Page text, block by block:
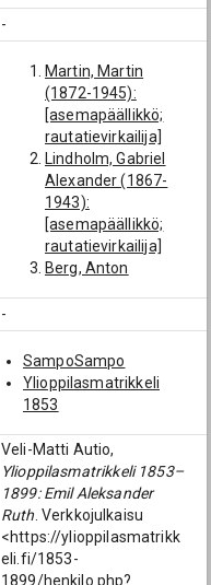
-
Martin, Martin
(1872-1945):
[asemapäällikkö;
rautatievirkailija]
Lindholm, Gabriel
Alexander (1867-
1943):
[asemapäällikkö;
rautatievirkailija]
Berg, Anton
[asemapäällikkö;
rautatievirkailija]
Uschakoff, Wasili
(1866-1918):
rautatievirkailija]
Hästesko (→
Heporauta), Oskari
Aukusti (1877-
1936):
[asemapäällikkö;
rautatievirkailija]
-
SampoSampo
Ylioppilasmatrikkeli
1853
Veli-Matti Autio,
Ylioppilasmatrikkeli 1853–
1899: Emil Aleksander
Ruth . Verkkojulkaisu
<https://ylioppilasmatrikk
eli.fi/1853-
1899/henkilo.php?